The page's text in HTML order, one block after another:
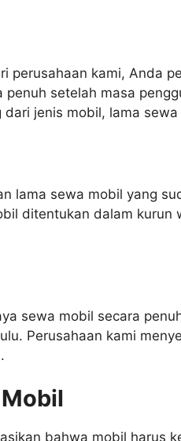
perusahaan kami, Anda
penuh setelah masa
jenis mobil, lama
lama sewa mobil yang
ditentukan dalam kurun
sewa mobil secara
Perusahaan kami
bahwa mobil harus